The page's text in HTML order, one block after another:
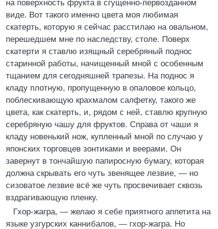
на поверхность фрукта в сгущенно-первозданном
виде. Вот такого именно цвета моя любимая
скатерть, которую я сейчас расстилаю на овальном,
перешедшем мне по наследству, столе. Поверх
скатерти я ставлю изящный серебряный поднос
старинной работы, начищенный мной с особенным
тщанием для сегодняшней трапезы. На поднос я
кладу плотную, пропущенную в опаловое кольцо,
поблескивающую крахмалом салфетку, такого же
цвета, как скатерть, и, рядом с ней, ставлю крупную
серебряную чашу для фруктов. Справа от чаши я
кладу новенький нож, купленный мной по случаю у
японских торговцев зонтиками и веерами. Он
завернут в тончайшую папиросную бумагу, которая
должна скрывать его чуть звенящее лезвие, — но
сизоватое лезвие всё же чуть просвечивает сквозь
вздрагивающую пленку.
Гхор-жагра, — желаю я себе приятного аппетита на
языке узгурских каннибалов, — гхор-жагра. Но